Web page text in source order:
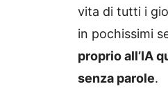
vita di tutti i
in pochissimi
proprio all’IA
senza parole.